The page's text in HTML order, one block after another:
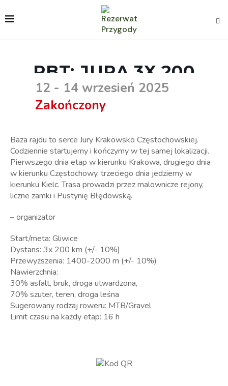
PBT: JURA 3X 200
12 - 14 wrzesień 2025
Zakończony
Baza rajdu to serce Jury Krakowsko Częstochowskiej.
Codziennie startujemy i kończymy w tej samej lokalizacji.
Pierwszego dnia etap w kierunku Krakowa, drugiego dnia
w kierunku Częstochowy, trzeciego dnia jedziemy w
kierunku Kielc. Trasa prowadzi przez malownicze rejony,
liczne zamki i Pustynię Błędowską.
– organizator
Start/meta: Gliwice
Dystans: 3x 200 km (+/- 10%)
Przewyższenia: 1400-2000 m (+/- 10%)
Nawierzchnia:
30% asfalt, bruk, droga utwardzona,
70% szuter, teren, droga leśna
Sugerowany rodzaj roweru: MTB/Gravel
Limit czasu na każdy etap: 16 h